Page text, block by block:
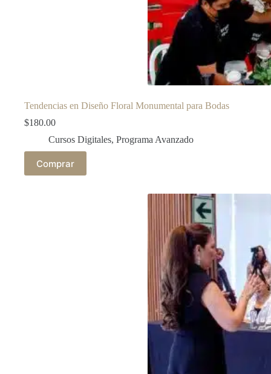
Tendencias en Diseño Floral Monumental para Bodas
$180.00
Cursos Digitales, Programa Avanzado
Comprar